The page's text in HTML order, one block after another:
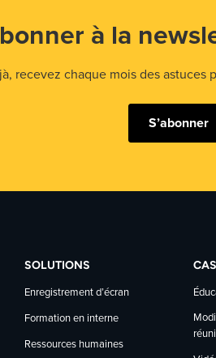
à la
recevez chaque mois des astuces
S’abonner
SOLUTIONS
Enregistrement d’écran
Formation en interne
Ressources humaines